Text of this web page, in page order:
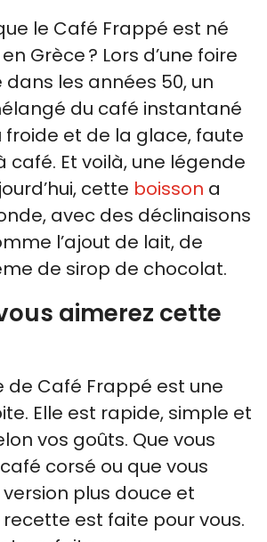
le Café Frappé est né
Grèce ? Lors d’une foire
les années 50, un
du café instantané
froide et de la glace, faute
café. Et voilà, une légende
cette boisson a
avec des déclinaisons
l’ajout de lait, de
de sirop de chocolat.
aimerez cette
Café Frappé est une
Elle est rapide, simple et
vos goûts. Que vous
corsé ou que vous
plus douce et
est faite pour vous.